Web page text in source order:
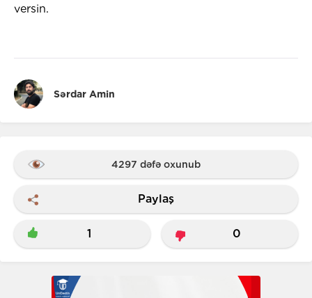
versin.
Sərdar Amin
4297 dəfə oxunub
Paylaş
1 0